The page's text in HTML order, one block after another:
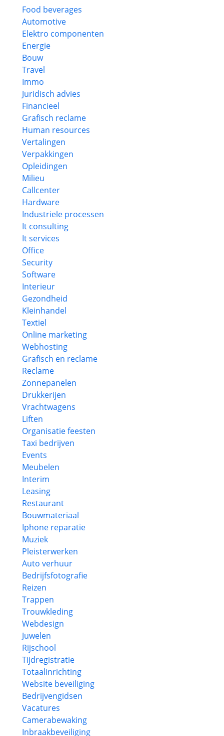
Food beverages
Automotive
Elektro componenten
Energie
Bouw
Travel
Immo
Juridisch advies
Financieel
Grafisch reclame
Human resources
Vertalingen
Verpakkingen
Opleidingen
Milieu
Callcenter
Hardware
Industriele processen
It consulting
It services
Office
Security
Software
Interieur
Gezondheid
Kleinhandel
Textiel
Online marketing
Webhosting
Grafisch en reclame
Reclame
Zonnepanelen
Drukkerijen
Vrachtwagens
Liften
Organisatie feesten
Taxi bedrijven
Events
Meubelen
Interim
Leasing
Restaurant
Bouwmateriaal
Iphone reparatie
Muziek
Pleisterwerken
Auto verhuur
Bedrijfsfotografie
Reizen
Trappen
Trouwkleding
Webdesign
Juwelen
Rijschool
Tijdregistratie
Totaalinrichting
Website beveiliging
Bedrijvengidsen
Vacatures
Camerabewaking
Inbraakbeveiliging